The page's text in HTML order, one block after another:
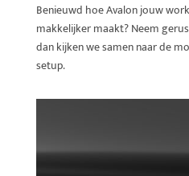
Benieuwd hoe Avalon jouw
makkelijker maakt? Neem
dan kijken we samen naar de
setup.